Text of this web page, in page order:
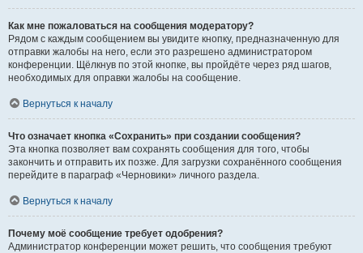
Как мне пожаловаться на сообщения модератору?
Рядом с каждым сообщением вы увидите кнопку, предназначенную для
отправки жалобы на него, если это разрешено администратором
конференции. Щёлкнув по этой кнопке, вы пройдёте через ряд шагов,
необходимых для оправки жалобы на сообщение.
Вернуться к началу
Что означает кнопка «Сохранить» при создании сообщения?
Эта кнопка позволяет вам сохранять сообщения для того, чтобы
закончить и отправить их позже. Для загрузки сохранённого сообщения
перейдите в параграф «Черновики» личного раздела.
Вернуться к началу
Почему моё сообщение требует одобрения?
Администратор конференции может решить, что сообщения требуют